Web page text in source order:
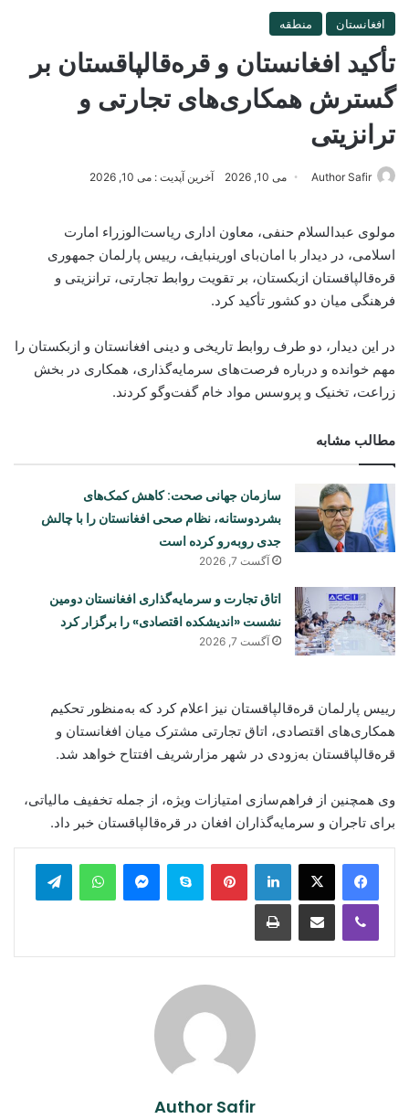
افغانستان منطقه
تأکید افغانستان و قره‌قالپاقستان بر
گسترش همکاری‌های تجارتی و
ترانزیتی
Author Safir می 10, 2026 آخرین آپدیت : می 10, 2026
مولوی عبدالسلام حنفی، معاون اداری ریاست‌الوزراء امارت
اسلامی، در دیدار با امان‌بای اورینبایف، رییس پارلمان جمهوری
قره‌قالپاقستان ازبکستان، بر تقویت روابط تجارتی، ترانزیتی و
فرهنگی میان دو کشور تأکید کرد.
در این دیدار، دو طرف روابط تاریخی و دینی افغانستان و ازبکستان را
مهم خوانده و درباره فرصت‌های سرمایه‌گذاری، همکاری در بخش
زراعت، تخنیک و پروسس مواد خام گفت‌وگو کردند.
مطالب مشابه
سازمان جهانی صحت: کاهش کمک‌های
بشردوستانه، نظام صحی افغانستان را با چالش
جدی روبه‌رو کرده است
آگست 7, 2026
اتاق تجارت و سرمایه‌گذاری افغانستان دومین
نشست «اندیشکده اقتصادی» را برگزار کرد
آگست 7, 2026
رییس پارلمان قره‌قالپاقستان نیز اعلام کرد که به‌منظور تحکیم
همکاری‌های اقتصادی، اتاق تجارتی مشترک میان افغانستان و
قره‌قالپاقستان به‌زودی در شهر مزارشریف افتتاح خواهد شد.
وی همچنین از فراهم‌سازی امتیازات ویژه، از جمله تخفیف مالیاتی،
برای تاجران و سرمایه‌گذاران افغان در قره‌قالپاقستان خبر داد.
LinkedIn
Pinterest
Skype
Messenger
WhatsApp
Viber
Share via Email
Print
Author Safir